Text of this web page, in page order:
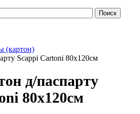
(картон)
Scappi Cartoni 80х120см
д/паспарту
80х120см